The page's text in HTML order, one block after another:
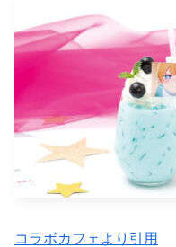
コラボカフェより引用